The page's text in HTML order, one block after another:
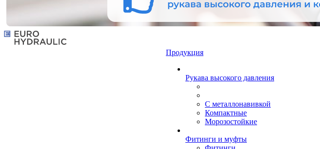
Продукция
Рукава высокого давления
С металлонавивкой
Компактные
Морозостойкие
Фитинги и муфты